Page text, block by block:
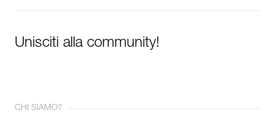
Unisciti alla community!
CHI SIAMO?